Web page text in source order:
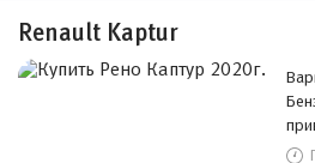
Renault Kaptur